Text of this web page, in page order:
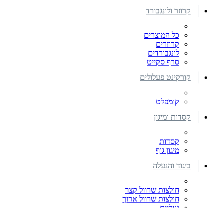
קרוזר ולונגבורד
כל המוצרים
קרוזרים
לונגבורדים
סרף סקייט
קורקינט פעלולים
קומפלט
קסדות ומיגון
קסדות
מיגון גוף
ביגוד והנעלה
חולצות שרוול קצר
חולצות שרוול ארוך